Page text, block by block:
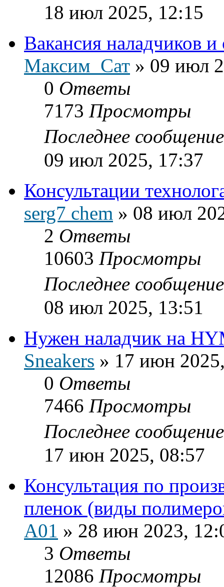
18 июл 2025, 12:15
Вакансия наладчиков
Максим_Сат » 09 июл
0 Ответы
7173 Просмотры
Последнее
09 июл 2025, 17:37
Консультации
serg7 chem » 08 июл
2 Ответы
10603 Просмотры
Последнее
08 июл 2025, 13:51
Нужен наладчик на
Sneakers » 17 июн
0 Ответы
7466 Просмотры
Последнее
17 июн 2025, 08:57
Консультация по
пленок (виды
A01 » 28 июн 2023,
3 Ответы
12086 Просмотры